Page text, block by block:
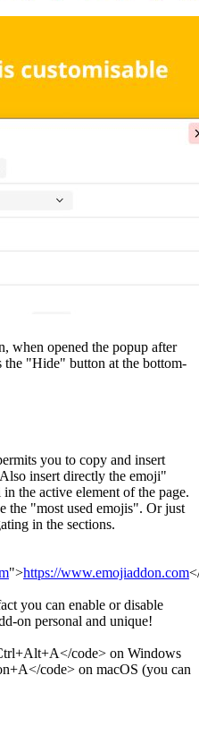
when opened the popup after
the "Hide" button at the bottom-
you to copy and insert
insert directly the emoji"
the active element of the page.
the "most used emojis". Or just
in the sections.
">https://www.emojiaddon.com
you can enable or disable
on personal and unique!
code> on Windows
code> on macOS (you can